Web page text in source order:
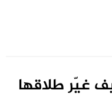
غيّر طلاقها